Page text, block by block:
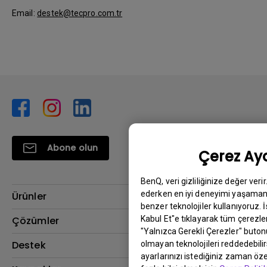
Çerez
BenQ, veri gizliliğinize değer
ederken en iyi deneyimi
benzer teknolojiler kullanıyoruz.
Kabul Et"e tıklayarak tüm
"Yalnızca Gerekli Çerezler"
olmayan teknolojileri
ayarlarınızı istediğiniz zaman
Email: destek@tecpro.com.tr
Abone olun
Ürünler
Projektör
Çözümler
BenQ AQCOLOR Elçisi
Destek